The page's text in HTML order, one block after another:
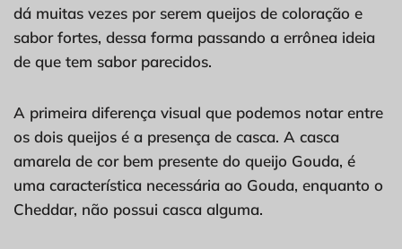
dá muitas vezes por serem queijos de coloração e
sabor fortes, dessa forma passando a errônea ideia
de que tem sabor parecidos.
A primeira diferença visual que podemos notar entre
os dois queijos é a presença de casca. A casca
amarela de cor bem presente do queijo Gouda, é
uma característica necessária ao Gouda, enquanto o
Cheddar, não possui casca alguma.